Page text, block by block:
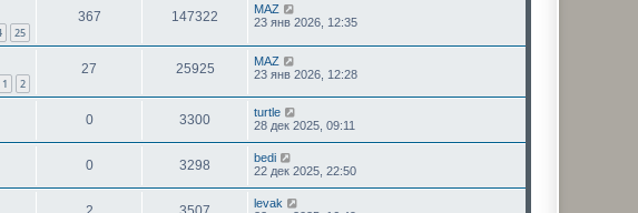
25
367 147322
MAZ
23 янв 2026, 12:35
1 2
27 25925
MAZ
23 янв 2026, 12:28
0 3300
turtle
28 дек 2025, 09:11
0 3298
bedi
22 дек 2025, 22:50
levak